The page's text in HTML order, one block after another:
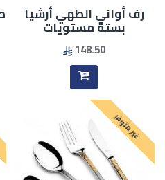
رف أواني الطهي أرشيا
بستة مستويات
148.50
غير متوفر